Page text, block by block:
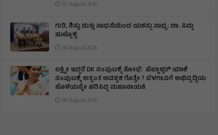
07 August 2026
ಗುರಿ, ಶಿಸ್ತು ಮತ್ತು ಸಾಧನೆಯಿಂದ ಯಶಸ್ಸು ಸಾಧ್ಯ: ಡಾ. ಸಿದ್ದು
ಹುಲ್ಲೊಳ್ಳಿ
06 August 2026
ಲಕ್ಷ್ಮೀ ಇದ್ದರೆ DK ಸಂಪುಟಕ್ಕೆ ಶೋಭೆ: ಹೆಬ್ಬಾಳ್ಕರ್ ಯಾಕೆ
ಸಂಪುಟಕ್ಕೆ ಅತ್ಯಂತ ಅವಶ್ಯಕ ಗೊತ್ತೇ ? ಬೆಳಗಾವಿಗೆ ಅಭಿವೃದ್ಧಿಯ
ಹೊಳೆಯನ್ನೇ ಹರಿಸಿದ್ದ ಮಹಾನಾಯಕಿ
06 August 2026